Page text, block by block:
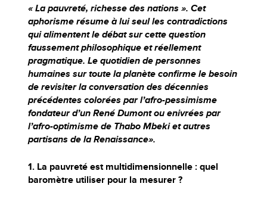
« La pauvreté, richesse des nations ». Cet
aphorisme résume à lui seul les contradictions
qui alimentent le débat sur cette question
faussement philosophique et réellement
pragmatique. Le quotidien de personnes
humaines sur toute la planète confirme le besoin
de revisiter la conversation des décennies
précédentes colorées par l’afro-pessimisme
fondateur d’un René Dumont ou enivrées par
l’afro-optimisme de Thabo Mbeki et autres
partisans de la Renaissance».
1. La pauvreté est multidimensionnelle : quel
baromètre utiliser pour la mesurer ?